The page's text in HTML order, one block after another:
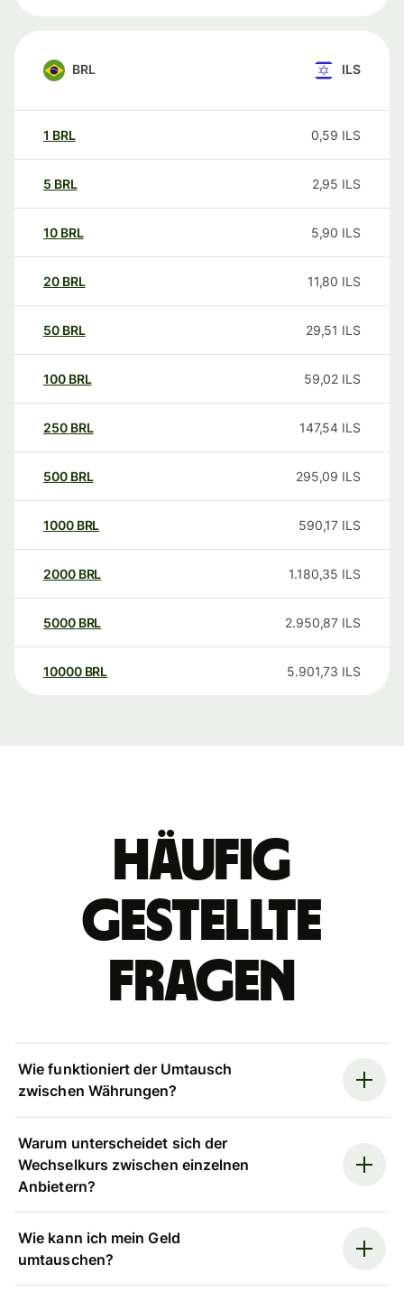
BRL ILS
1 BRL 0,59 ILS
5 BRL 2,95 ILS
10 BRL 5,90 ILS
20 BRL 11,80 ILS
50 BRL 29,51 ILS
100 BRL 59,02 ILS
250 BRL 147,54 ILS
500 BRL 295,09 ILS
1000 BRL 590,17 ILS
2000 BRL 1.180,35 ILS
5000 BRL 2.950,87 ILS
10000 BRL 5.901,73 ILS
Häufig
gestellte
Fragen
Wie funktioniert der Umtausch
zwischen Währungen?
Warum unterscheidet sich der
Wechselkurs zwischen einzelnen
Anbietern?
Wie kann ich mein Geld
umtauschen?